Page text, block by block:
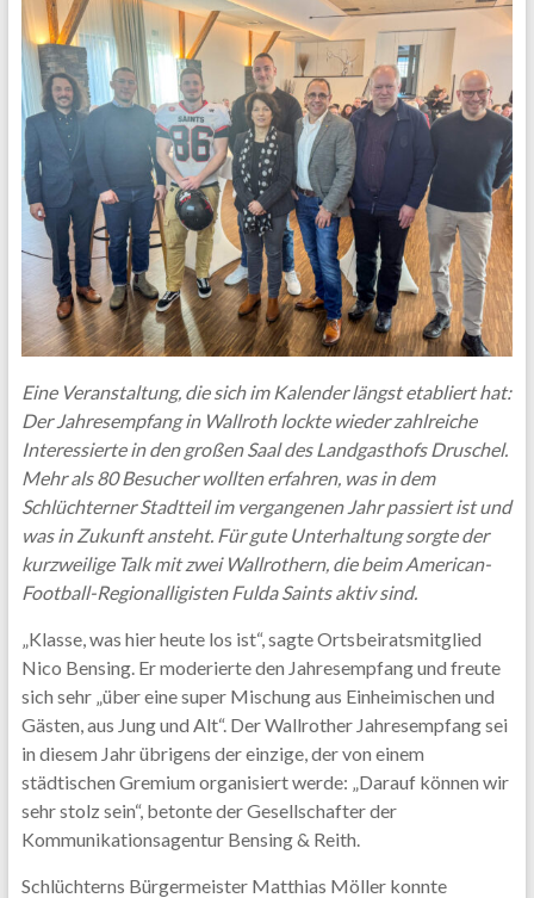
Eine Veranstaltung, die sich im Kalender längst etabliert hat:
Der Jahresempfang in Wallroth lockte wieder zahlreiche
Interessierte in den großen Saal des Landgasthofs Druschel.
Mehr als 80 Besucher wollten erfahren, was in dem
Schlüchterner Stadtteil im vergangenen Jahr passiert ist und
was in Zukunft ansteht. Für gute Unterhaltung sorgte der
kurzweilige Talk mit zwei Wallrothern, die beim American-
Football-Regionalligisten Fulda Saints aktiv sind.
„Klasse, was hier heute los ist“, sagte Ortsbeiratsmitglied
Nico Bensing. Er moderierte den Jahresempfang und freute
sich sehr „über eine super Mischung aus Einheimischen und
Gästen, aus Jung und Alt“. Der Wallrother Jahresempfang sei
in diesem Jahr übrigens der einzige, der von einem
städtischen Gremium organisiert werde: „Darauf können wir
sehr stolz sein“, betonte der Gesellschafter der
Kommunikationsagentur Bensing & Reith.
Schlüchterns Bürgermeister Matthias Möller konnte